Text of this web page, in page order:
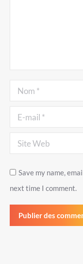
Nom *
E-mail *
Site Web
Save my name,
next time I comment.
Publier des